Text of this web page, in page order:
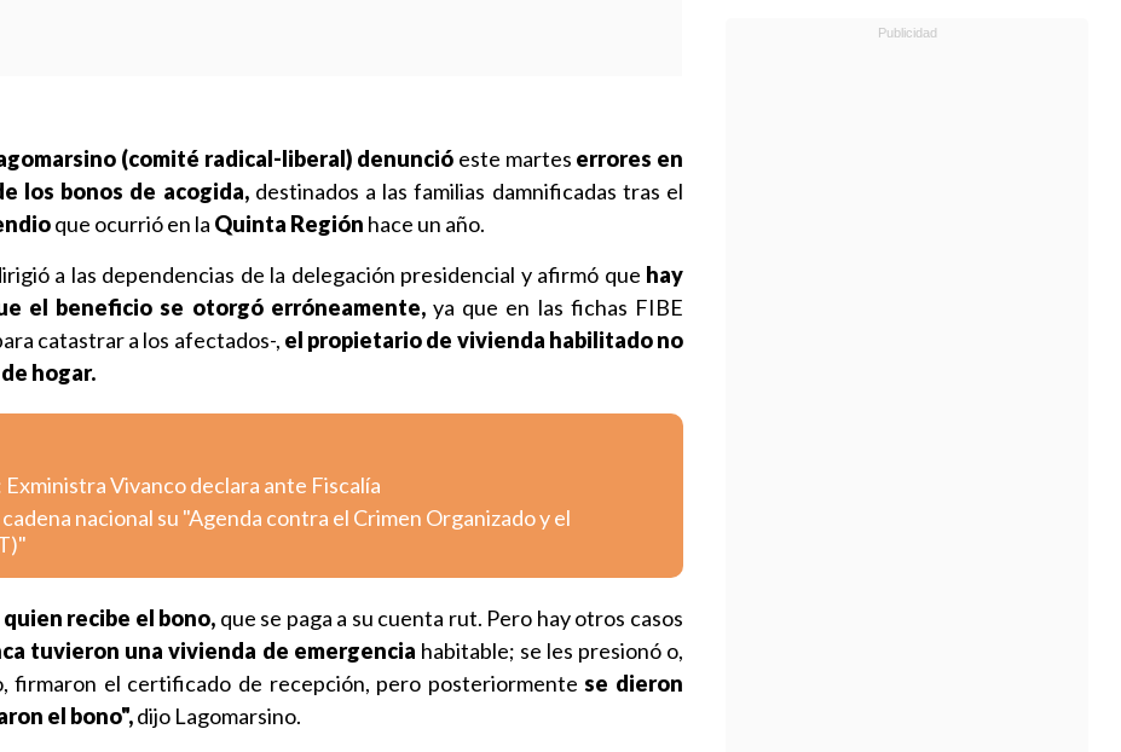
(comité radical-liberal) denunció este martes errores en
los bonos de acogida,destinados a las familias damnificadas tras el
que ocurrió en la Quinta Región hace un año.
a las dependencias de la delegación presidencial y afirmó que hay
el beneficio se otorgó erróneamente,ya que en las fichas FIBE
catastrar a los afectados-, el propietario de vivienda habilitado no
hogar.
Vivanco declara ante Fiscalía
nacional su "Agenda contra el Crimen Organizado y el
recibe el bono, que se paga a su cuenta rut. Pero hay otros casos
tuvieron una vivienda de emergencia habitable; se les presionó o,
firmaron el certificado de recepción, pero posteriormentese dieron
el bono",dijo Lagomarsino.